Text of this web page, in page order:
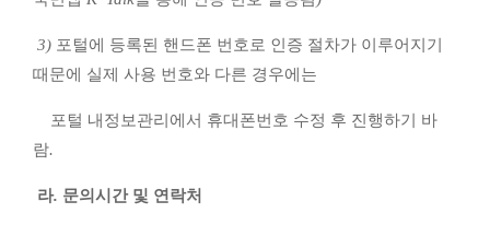
3) 포털에 등록된 핸드폰 번호로 인증 절차가 이루어지기
때문에 실제 사용 번호와 다른 경우에는
포털 내정보관리에서 휴대폰번호 수정 후 진행하기 바
람.
라. 문의시간 및 연락처